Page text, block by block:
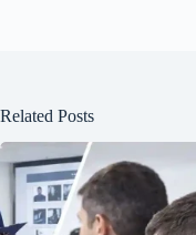
Related Posts